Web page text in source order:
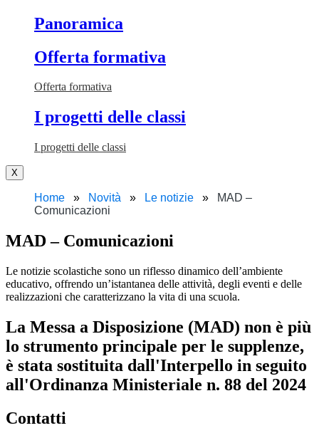
Panoramica
Offerta formativa
Offerta formativa
I progetti delle classi
I progetti delle classi
X
Home Novità Le notizie
MAD –
Comunicazioni
MAD – Comunicazioni
Le notizie scolastiche sono un riflesso dinamico dell’ambiente
educativo, offrendo un’istantanea delle attività, degli eventi e delle
realizzazioni che caratterizzano la vita di una scuola.
La Messa a Disposizione (MAD) non è più
lo strumento principale per le supplenze,
è stata sostituita dall'Interpello in seguito
all'Ordinanza Ministeriale n. 88 del 2024
Contatti